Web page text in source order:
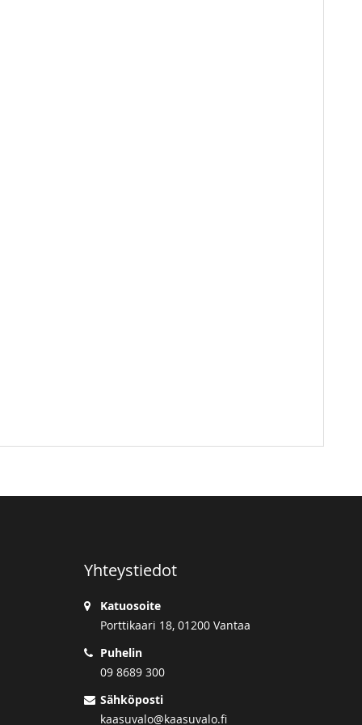
Yhteystiedot
Katuosoite
Porttikaari 18, 01200 Vantaa
Puhelin
09 8689 300
Sähköposti
kaasuvalo@kaasuvalo.fi